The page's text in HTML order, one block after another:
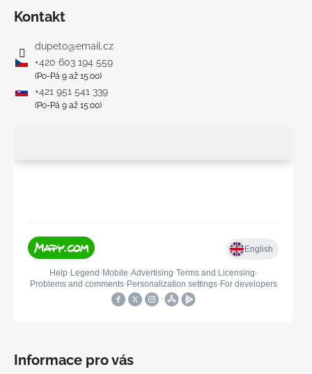
Kontakt
dupeto@email.cz
+420 603 194 559
(Po-Pá 9 až 15:00)
+421 951 541 339
(Po-Pá 9 až 15:00)
Informace pro vás